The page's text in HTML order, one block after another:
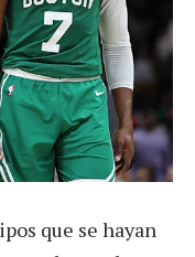
que se hayan